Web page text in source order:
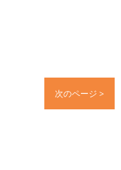
次のページ >